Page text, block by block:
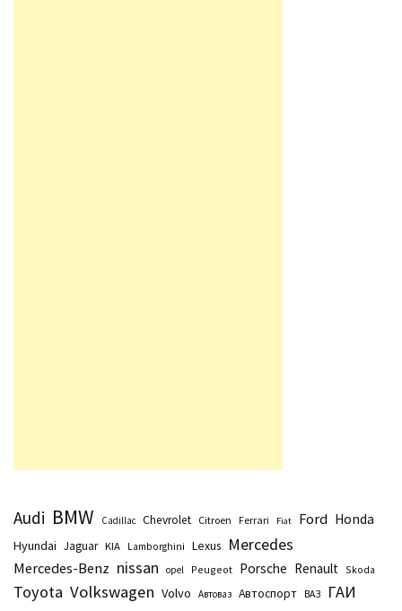
Audi BMW Cadillac Chevrolet Citroen Ferrari Fiat Ford Honda
Hyundai Jaguar KIA Lamborghini Lexus Mercedes
Mercedes-Benz nissan opel Peugeot Porsche Renault Skoda
Toyota Volkswagen Volvo Автоваз Автоспорт ВАЗ ГАИ